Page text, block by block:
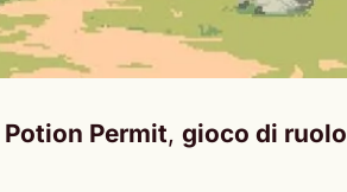
Potion Permit, gioco di ruolo